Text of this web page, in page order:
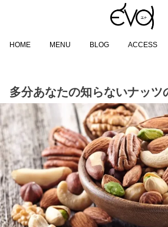
HOME MENU BLOG ACCESS
多分あなたの知らないナッツ